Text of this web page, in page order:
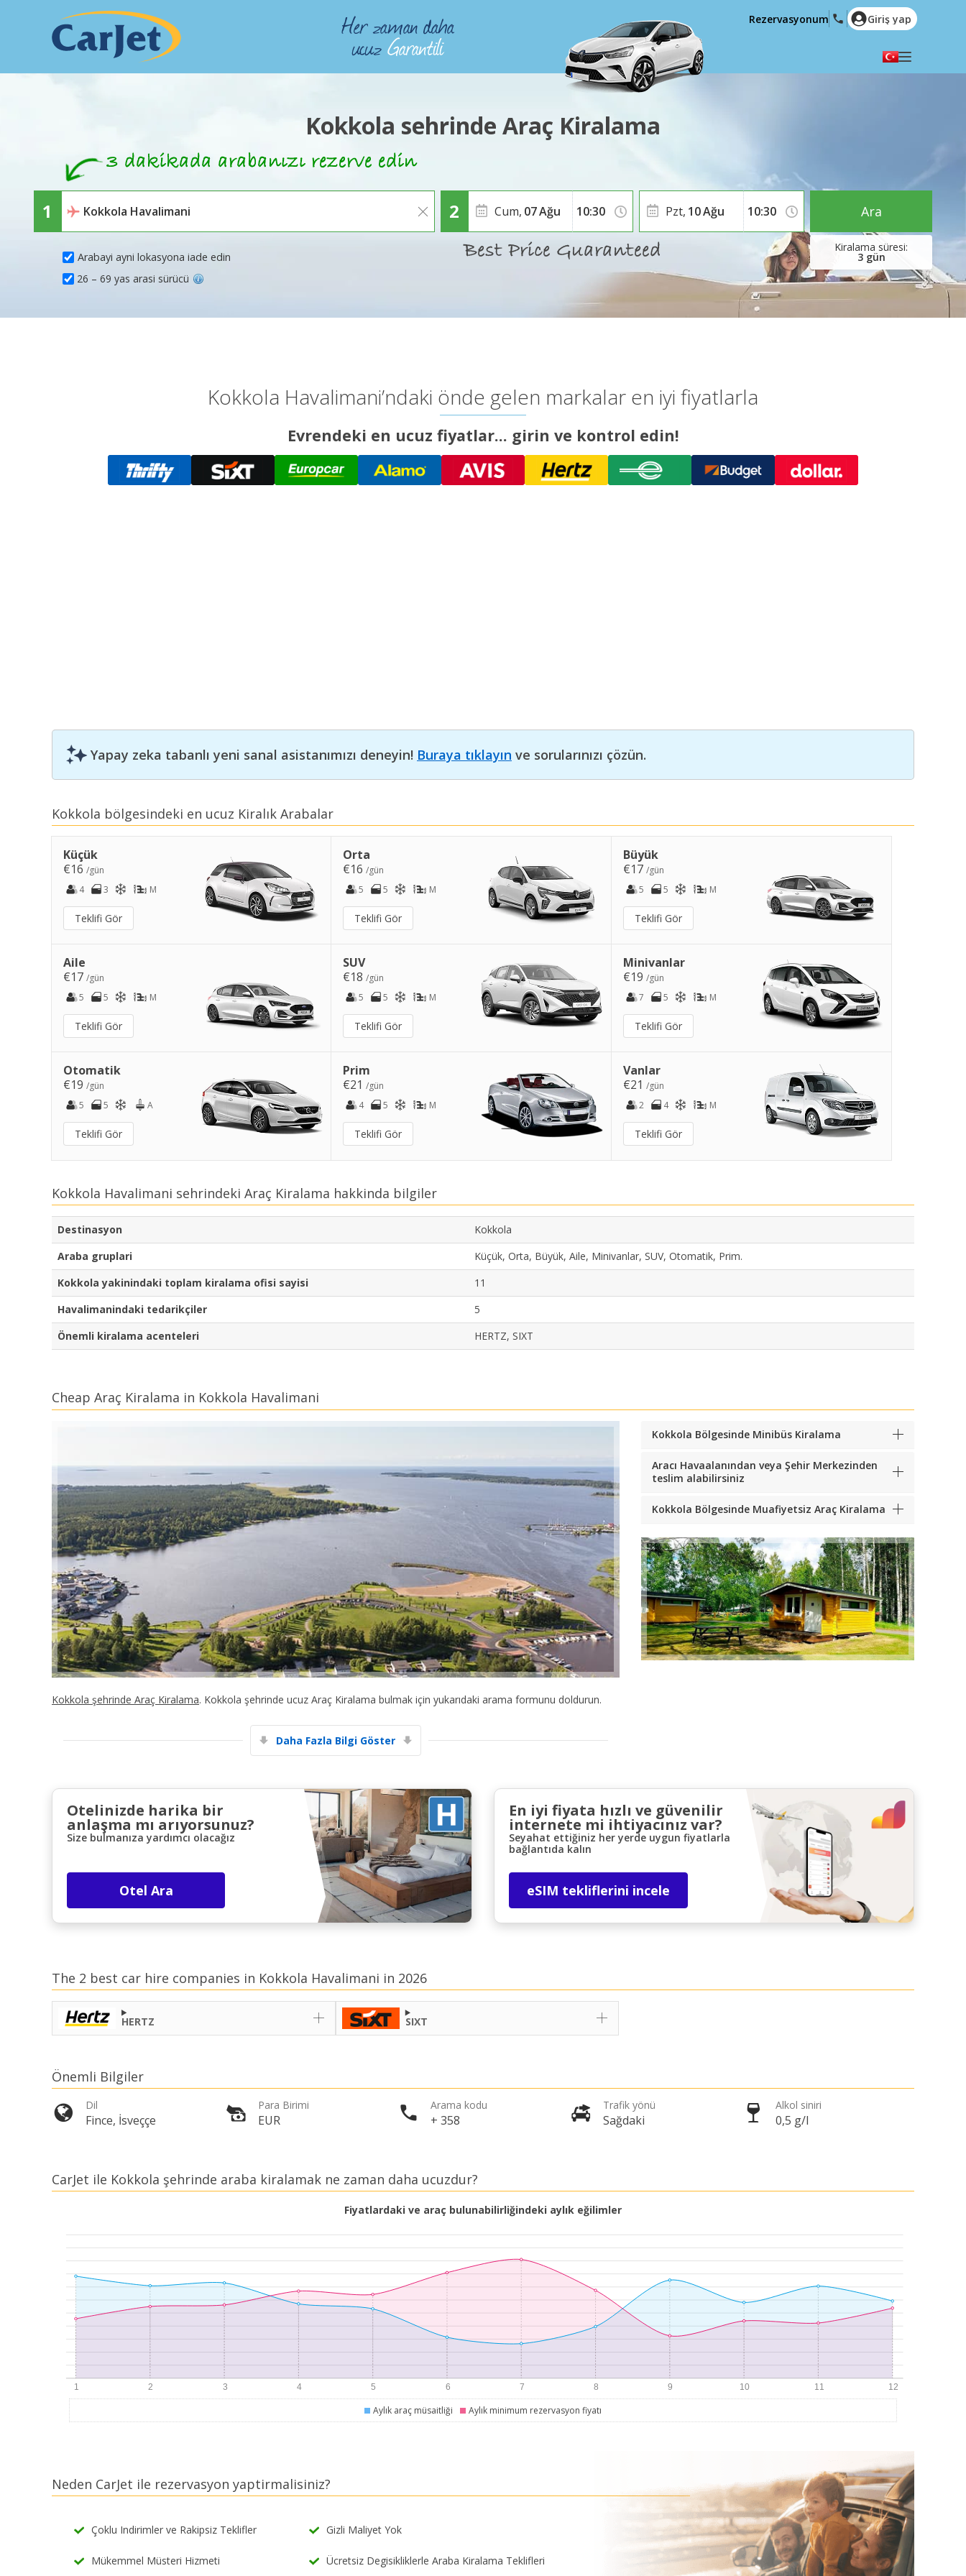
English (US)
Polski
Română
Ελληνικά
Hrvatski
العربية
Rezervasyonum Giriş yap
Kokkola sehrinde Araç Kiralama
Arabayi ayni lokasyona iade edin
Cum, 07Ağu
3 gün
Pzt, 10Ağu
26 – 69 yas arasi sürücü
Ara
Kokkola Havalimani’ndaki önde gelen markalar en iyi fiyatlarla
Evrendeki en ucuz fiyatlar... girin ve kontrol edin!
Yapay zeka tabanlı yeni sanal asistanımızı deneyin! Buraya tıklayın ve sorularınızı çözün.
Kokkola bölgesindeki en ucuz Kiralık Arabalar
Küçük
€16 /gün
4
3 M
Teklifi Gör
Orta
€16/gün
5
5 M
Teklifi Gör
Büyük
€17 /gün
5
5 M
Teklifi Gör
Aile
€17 /gün
5
5 M
Teklifi Gör
SUV
€18/gün
5
5 M
Teklifi Gör
Minivanlar
€19 /gün
7
5 M
Teklifi Gör
Otomatik
€19 /gün
5
5 A
Teklifi Gör
Prim
€21/gün
4
5 M
Teklifi Gör
Vanlar
€21 /gün
2
4 M
Teklifi Gör
Kokkola Havalimani sehrindeki Araç Kiralama hakkinda bilgiler
Destinasyon
Kokkola
Araba gruplari
Küçük, Orta, Büyük, Aile, Minivanlar, SUV, Otomatik, Prim.
Kokkola yakinindaki toplam kiralama ofisi sayisi
11
Havalimanindaki tedarikçiler
5
Önemli kiralama acenteleri
HERTZ, SIXT
Cheap Araç Kiralama in Kokkola Havalimani
Kokkola şehrinde Araç Kiralama. Kokkola şehrinde ucuz Araç Kiralama bulmak için yukarıdaki arama formunu doldurun.
Daha Fazla Bilgi Göster
Kokkola Bölgesinde Minibüs Kiralama
Aracı Havaalanından veya Şehir Merkezinden
teslim alabilirsiniz
Kokkola Bölgesinde Muafiyetsiz Araç Kiralama
Otelinizde harika bir
anlaşma mı arıyorsunuz?
Size bulmanıza yardımcı olacağız
Otel Ara
En iyi fiyata hızlı ve güvenilir
internete mi ihtiyacınız var?
Seyahat ettiğiniz her yerde uygun fiyatlarla
bağlantıda kalın
eSIM tekliflerini incele
The 2 best car hire companies in Kokkola Havalimani in 2026
HERTZ SIXT
Önemli Bilgiler
Dil
Fince, İsveççe
Para Birimi
EUR
Arama kodu
+ 358
Trafik yönü
Sağdaki
Alkol siniri
0,5 g/l
CarJet ile Kokkola şehrinde araba kiralamak ne zaman daha ucuzdur?
Fiyatlardaki ve araç bulunabilirliğindeki aylık eğilimler
Aylık araç müsaitliği Aylık minimum rezervasyon fiyatı
Neden CarJet ile rezervasyon yaptirmalisiniz?
Çoklu Indirimler ve Rakipsiz Teklifler Gizli Maliyet Yok
Mükemmel Müsteri Hizmeti Ücretsiz Degisikliklerle Araba Kiralama Teklifleri
Büyük tasarruflar
eLink ile giriş yap